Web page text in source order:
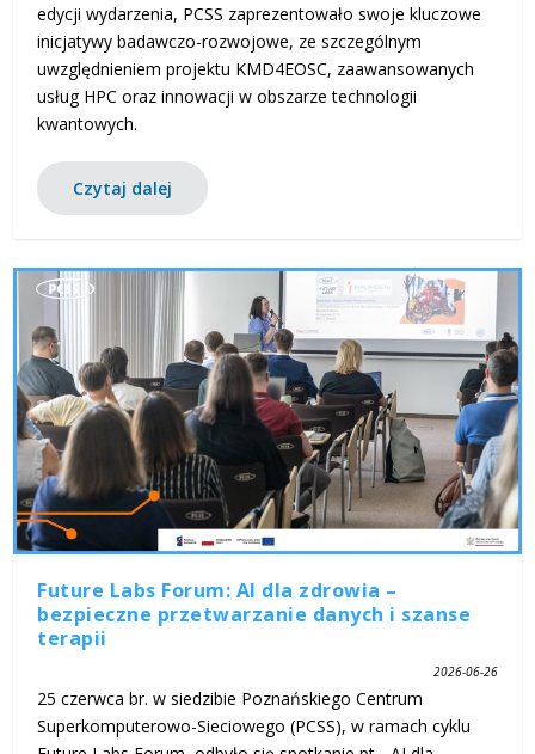
edycji wydarzenia, PCSS zaprezentowało swoje kluczowe
inicjatywy badawczo-rozwojowe, ze szczególnym
uwzględnieniem projektu KMD4EOSC, zaawansowanych
usług HPC oraz innowacji w obszarze technologii
kwantowych.
Czytaj dalej
Future Labs Forum: AI dla zdrowia –
bezpieczne przetwarzanie danych i szanse
terapii
2026-06-26
25 czerwca br. w siedzibie Poznańskiego Centrum
Superkomputerowo-Sieciowego (PCSS), w ramach cyklu